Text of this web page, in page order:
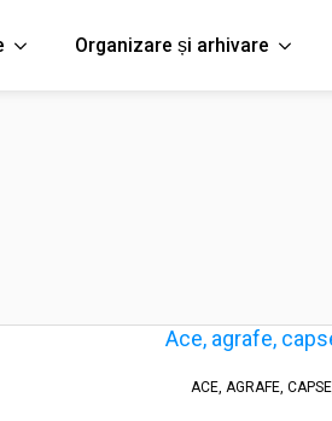
Organizare și arhivare
ACE, AGRAFE,